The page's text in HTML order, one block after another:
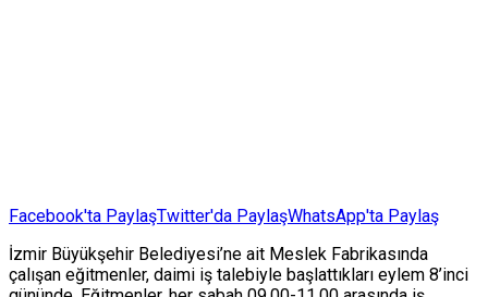
Facebook'ta PaylaşTwitter'da PaylaşWhatsApp'ta Paylaş
İzmir Büyükşehir Belediyesi’ne ait Meslek Fabrikasında
çalışan eğitmenler, daimi iş talebiyle başlattıkları eylem 8’inci